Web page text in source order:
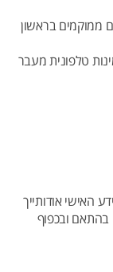
7:30-16:45, המשרדים ממוקמים בראשון
טלפונית מעבר
האישי אודותייך
ובכפוף